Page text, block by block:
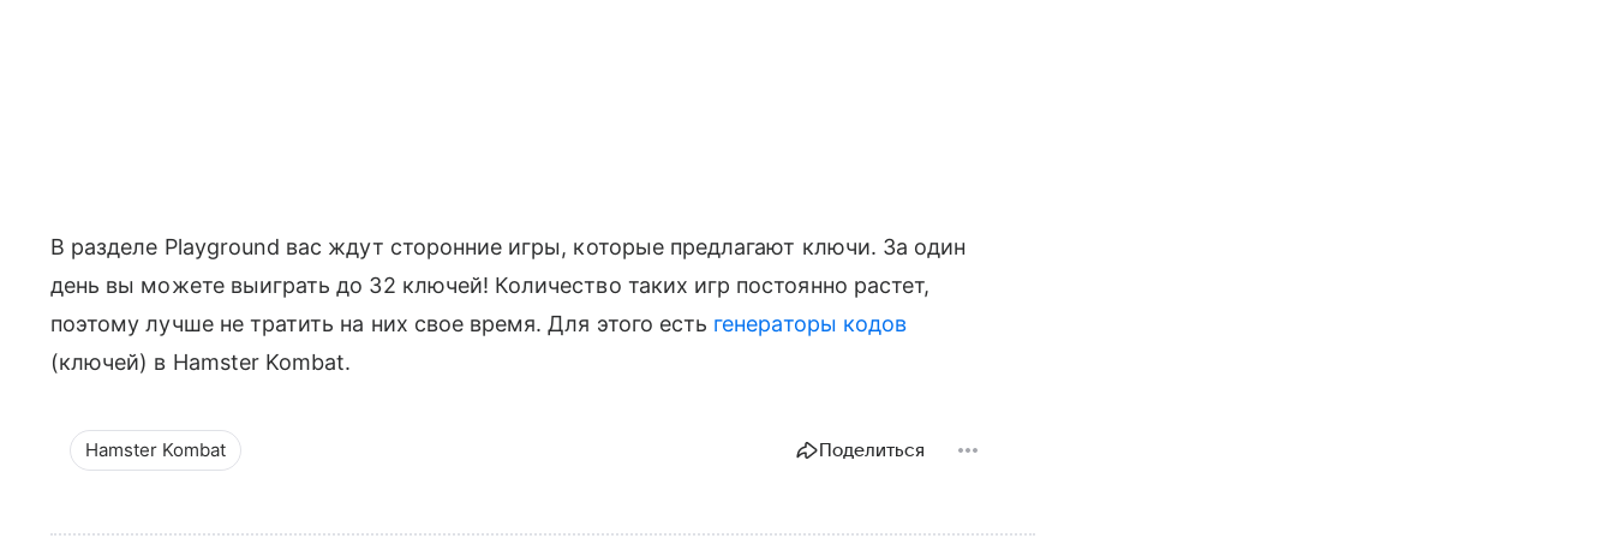
В разделе Playground вас ждут сторонние игры, которые предлагают ключи. За один
день вы можете выиграть до 32 ключей! Количество таких игр постоянно растет,
поэтому лучше не тратить на них свое время. Для этого есть генераторы кодов
(ключей) в Hamster Kombat.
Hamster Kombat Поделиться